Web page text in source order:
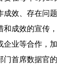
效、存在问
成效的宣传
等合作，
席数据官